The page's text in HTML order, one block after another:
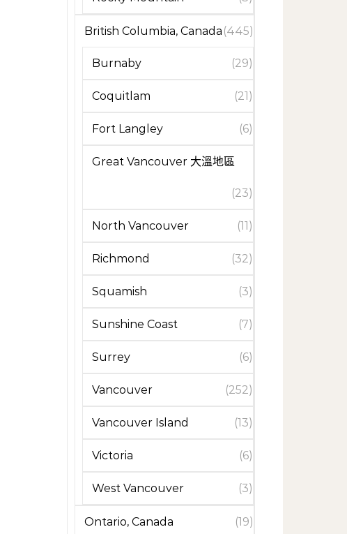
British Columbia, Canada (445)
Burnaby (29)
Coquitlam (21)
Fort Langley (6)
Great Vancouver 大溫地區
(23)
North Vancouver (11)
Richmond (32)
Squamish (3)
Sunshine Coast (7)
Surrey (6)
Vancouver (252)
Vancouver Island (13)
Victoria (6)
West Vancouver (3)
Ontario, Canada (19)